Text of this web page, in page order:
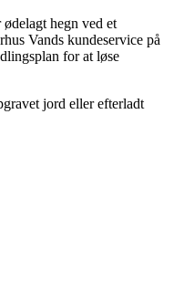
hegn ved et
Vands kundeservice på
for at løse
jord eller efterladt